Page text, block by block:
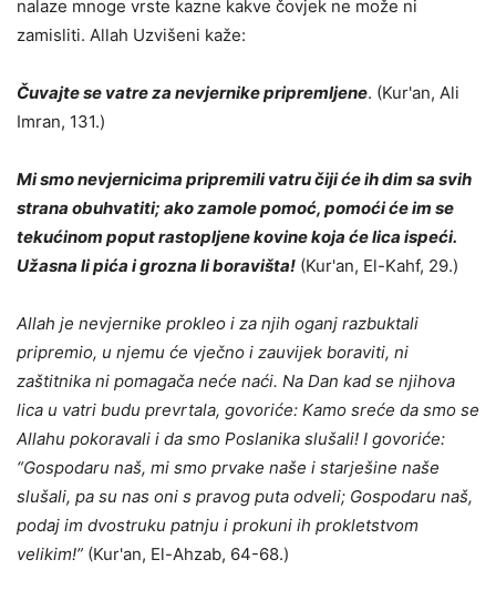
nalaze mnoge vrste kazne kakve čovjek ne može ni
zamisliti. Allah Uzvišeni kaže:
Čuvajte se vatre za nevjernike pripremljene. (Kur'an, Ali
Imran, 131.)
Mi smo nevjernicima pripremili vatru čiji će ih dim sa svih
strana obuhvatiti; ako zamole pomoć, pomoći će im se
tekućinom poput rastopljene kovine koja će lica ispeći.
Užasna li pića i grozna li boravišta! (Kur'an, El-Kahf, 29.)
Allah je nevjernike prokleo i za njih oganj razbuktali
pripremio, u njemu će vječno i zauvijek boraviti, ni
zaštitnika ni pomagača neće naći. Na Dan kad se njihova
lica u vatri budu prevrtala, govoriće: Kamo sreće da smo se
Allahu pokoravali i da smo Poslanika slušali! I govoriće:
“Gospodaru naš, mi smo prvake naše i starješine naše
slušali, pa su nas oni s pravog puta odveli; Gospodaru naš,
podaj im dvostruku patnju i prokuni ih prokletstvom
velikim!” (Kur'an, El-Ahzab, 64-68.)